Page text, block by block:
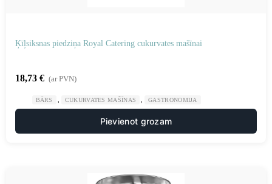
Ķīļsiksnas piedziņa Royal Catering cukurvates mašīnai
18,73 € (ar PVN)
BĀRS CUKURVATES MAŠĪNAS GASTRONOMIJA
Pievienot grozam